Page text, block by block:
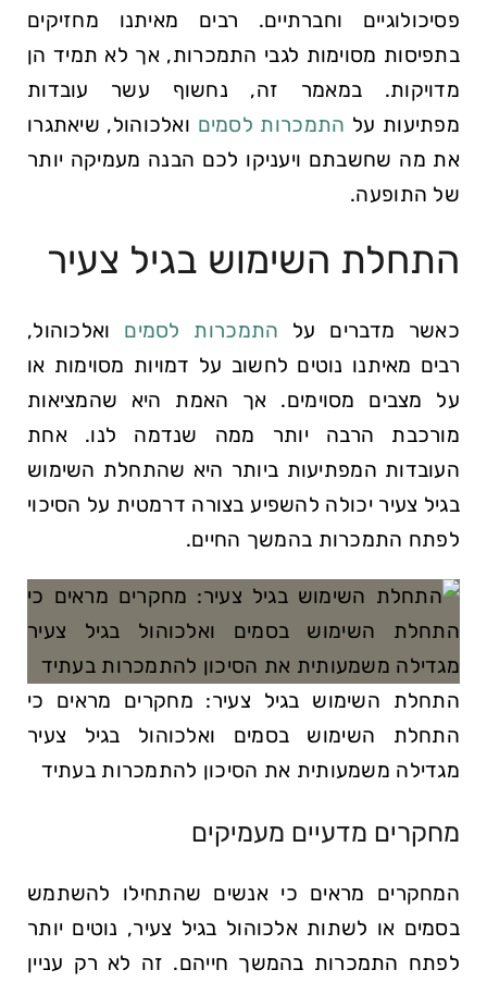
פסיכולוגיים וחברתיים. רבים מאיתנו מחזיקים
בתפיסות מסוימות לגבי התמכרות, אך לא תמיד הן
מדויקות. במאמר זה, נחשוף עשר עובדות
מפתיעות על התמכרות לסמים ואלכוהול, שיאתגרו
את מה שחשבתם ויעניקו לכם הבנה מעמיקה יותר
של התופעה.
התחלת השימוש בגיל צעיר
כאשר מדברים על התמכרות לסמים ואלכוהול,
רבים מאיתנו נוטים לחשוב על דמויות מסוימות או
על מצבים מסוימים. אך האמת היא שהמציאות
מורכבת הרבה יותר ממה שנדמה לנו. אחת
העובדות המפתיעות ביותר היא שהתחלת השימוש
בגיל צעיר יכולה להשפיע בצורה דרמטית על הסיכוי
לפתח התמכרות בהמשך החיים.
התחלת השימוש בגיל צעיר: מחקרים מראים כי
התחלת השימוש בסמים ואלכוהול בגיל צעיר
מגדילה משמעותית את הסיכון להתמכרות בעתיד
מחקרים מדעיים מעמיקים
המחקרים מראים כי אנשים שהתחילו להשתמש
בסמים או לשתות אלכוהול בגיל צעיר, נוטים יותר
לפתח התמכרות בהמשך חייהם. זה לא רק עניין